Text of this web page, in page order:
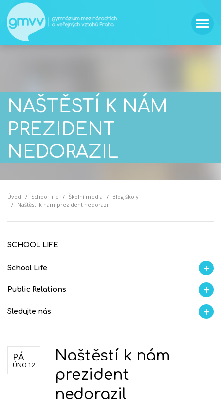
NAŠTĚSTÍ K NÁM
PREZIDENT
NEDORAZIL
Úvod School life Školní média
Blog školy
Naštěstí k nám prezident nedorazil
SCHOOL LIFE
School Life
Aktuality Proběhlo na GMVV AI Ambasador
Public Relations
Školní magazín REFRESH Soutěže
Sledujte nás
PÁ
ÚNO 12
Naštěstí k nám
prezident
nedorazil